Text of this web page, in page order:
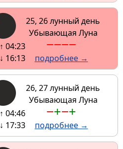
25, 26 лунный день
Убывающая Луна
↑ 04:23
↓ 16:13
−−−−
подробнее →
26, 27 лунный день
Убывающая Луна
↑ 04:46
↓ 17:33
−+−+
подробнее →